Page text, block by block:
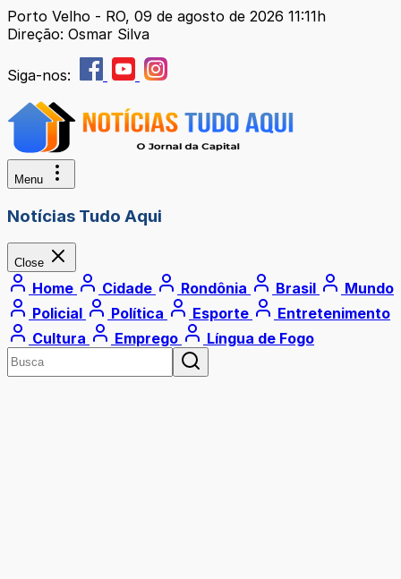
Porto Velho - RO, 09 de agosto de 2026 11:11h
Direção: Osmar Silva
Siga-nos:
Menu
Notícias Tudo Aqui
Close
Home Cidade Rondônia Brasil
Mundo
Policial
Política Esporte
Entretenimento
Cultura
Emprego Língua de Fogo